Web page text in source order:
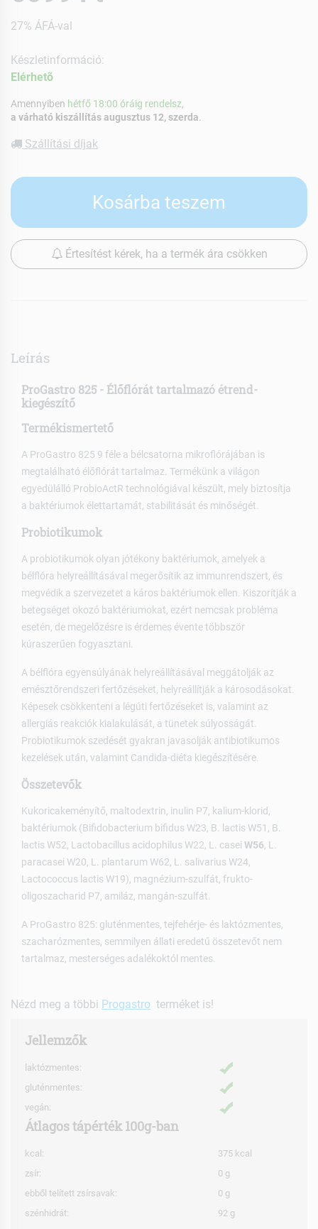
27% ÁFÁ-val
Készletinformáció:
Elérhetõ
Amennyiben hétfő 18:00 óráig rendelsz,
a várható kiszállítás augusztus 12, szerda
Szállítási díjak
Kosárba teszem
Értesítést kérek, ha a termék ára csökken
Leírás
ProGastro 825 - Élőflórát tartalmazó étrend-
kiegészítő
Termékismertető
A ProGastro 825 9 féle a bélcsatorna mikroflórájában is
megtalálható élőflórát tartalmaz. Termékünk a világon
egyedülálló ProbioActR technológiával készült, mely biztosítja
a baktériumok élettartamát, stabilitását és minőségét.
Probiotikumok
A probiotikumok olyan jótékony baktériumok, amelyek a
bélflóra helyreállításával megerősítik az immunrendszert, és
megvédik a szervezetet a káros baktériumok ellen. Kiszorítják a
betegséget okozó baktériumokat, ezért nemcsak probléma
esetén, de megelőzésre is érdemes évente többször
kúraszerűen fogyasztani.
A bélflóra egyensúlyának helyreállításával meggátolják az
emésztőrendszeri fertőzéseket, helyreállítják a károsodásokat.
Képesek csökkenteni a légúti fertőzéseket is, valamint az
allergiás reakciók kialakulását, a tünetek súlyosságát.
Probiotikumok szedését gyakran javasolják antibiotikumos
kezelések után, valamint Candida-diéta kiegészítésére.
Összetevők
Kukoricakeményítő, maltodextrin, inulin P7, kalium-klorid,
baktériumok (Bifidobacterium bifidus W23, B. lactis W51, B.
lactis W52, Lactobacillus acidophilus W22, L. casei W56 , L.
paracasei W20, L. plantarum W62, L. salivarius W24,
Lactococcus lactis W19), magnézium-szulfát, frukto-
oligoszacharid P7, amiláz, mangán-szulfát.
A ProGastro 825: gluténmentes, tejfehérje- és laktózmentes,
szacharózmentes, semmilyen állati eredetű összetevőt nem
tartalmaz, mesterséges adalékoktól mentes.
Nézd meg a többi Progastro terméket is!
Jellemzők
laktózmentes:
gluténmentes:
vegán:
Átlagos tápérték 100g-ban
kcal:
375 kcal
zsír:
0 g
ebből telített zsírsavak:
0 g
szénhidrát:
92 g